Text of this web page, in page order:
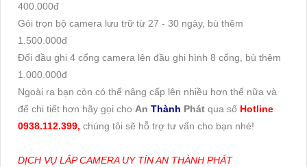
400.000đ
Gói trọn bộ camera lưu trữ từ 27 - 30 ngày, bù thêm
1.500.000đ
Đổi đầu ghi 4 cổng camera lên đầu ghi hình 8 cổng, bù thêm
1.000.000đ
Ngoài ra bạn còn có thể nâng cấp lên nhiều hơn thế nữa và
để chi tiết hơn hãy gọi cho An Thành Phát qua số Hotline
0938.112.399, chúng tôi sẽ hỗ trợ tư vấn cho bạn nhé!
DỊCH VỤ LẮP CAMERA UY TÍN AN THÀNH PHÁT